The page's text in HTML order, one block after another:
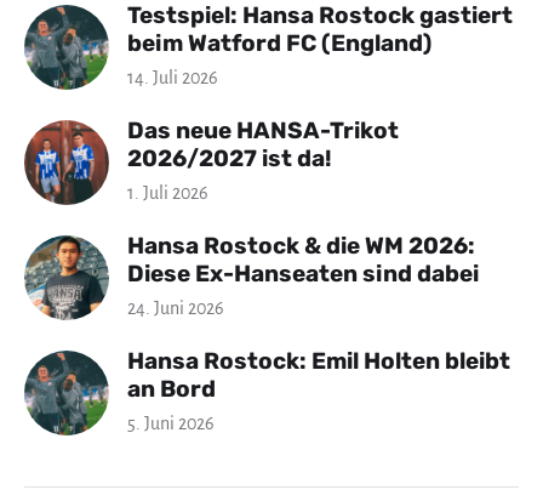
Testspiel: Hansa Rostock gastiert
beim Watford FC (England)
14. Juli 2026
Das neue HANSA-Trikot
2026/2027 ist da!
1. Juli 2026
Hansa Rostock & die WM 2026:
Diese Ex-Hanseaten sind dabei
24. Juni 2026
Hansa Rostock: Emil Holten bleibt
an Bord
5. Juni 2026